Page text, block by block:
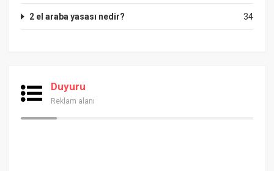
34
2 el araba yasası nedir?
Duyuru
Reklam alanı